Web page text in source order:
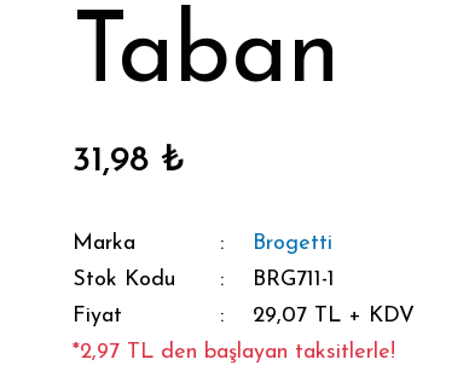
Taban
31,98 ₺
Marka
Brogetti
Stok Kodu
BRG711-1
Fiyat
29,07 TL + KDV
*2,97 TL den başlayan taksitlerle!